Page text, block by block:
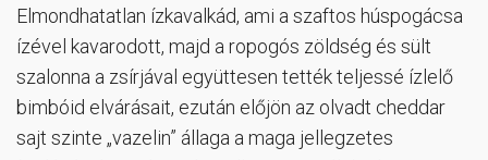
Elmondhatatlan ízkavalkád, ami a szaftos húspogácsa
ízével kavarodott, majd a ropogós zöldség és sült
szalonna a zsírjával együttesen tették teljessé ízlelő
bimbóid elvárásait, ezután előjön az olvadt cheddar
sajt szinte „vazelin” állaga a maga jellegzetes